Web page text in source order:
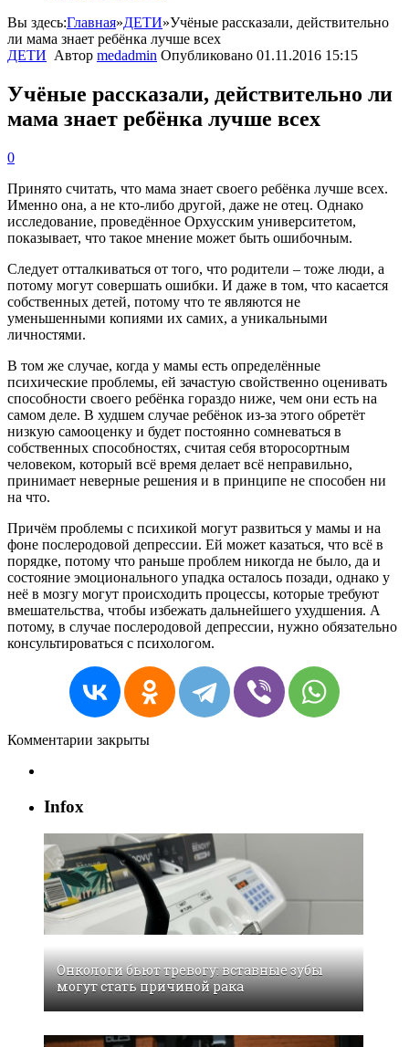
Вы здесь:Главная»ДЕТИ»Учёные рассказали, действительно
ли мама знает ребёнка лучше всех
ДЕТИ Автор medadmin Опубликовано 01.11.2016 15:15
Учёные рассказали, действительно ли
мама знает ребёнка лучше всех
0
Принято считать, что мама знает своего ребёнка лучше всех.
Именно она, а не кто-либо другой, даже не отец. Однако
исследование, проведённое Орхусским университетом,
показывает, что такое мнение может быть ошибочным.
Следует отталкиваться от того, что родители – тоже люди, а
потому могут совершать ошибки. И даже в том, что касается
собственных детей, потому что те являются не
уменьшенными копиями их самих, а уникальными
личностями.
В том же случае, когда у мамы есть определённые
психические проблемы, ей зачастую свойственно оценивать
способности своего ребёнка гораздо ниже, чем они есть на
самом деле. В худшем случае ребёнок из-за этого обретёт
низкую самооценку и будет постоянно сомневаться в
собственных способностях, считая себя второсортным
человеком, который всё время делает всё неправильно,
принимает неверные решения и в принципе не способен ни
на что.
Причём проблемы с психикой могут развиться у мамы и на
фоне послеродовой депрессии. Ей может казаться, что всё в
порядке, потому что раньше проблем никогда не было, да и
состояние эмоционального упадка осталось позади, однако у
неё в мозгу могут происходить процессы, которые требуют
вмешательства, чтобы избежать дальнейшего ухудшения. А
потому, в случае послеродовой депрессии, нужно обязательно
консультироваться с психологом.
Комментарии закрыты
Infox
Онкологи бьют тревогу: вставные зубы
могут стать причиной рака